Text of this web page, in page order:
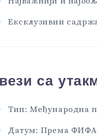
Ексклузивни
са
Тип: Међународна
Датум: Према ФИФА